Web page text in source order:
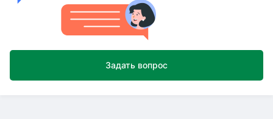
Задать вопрос